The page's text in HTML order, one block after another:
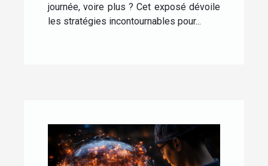
journée, voire plus ? Cet exposé dévoile
les stratégies incontournables pour...